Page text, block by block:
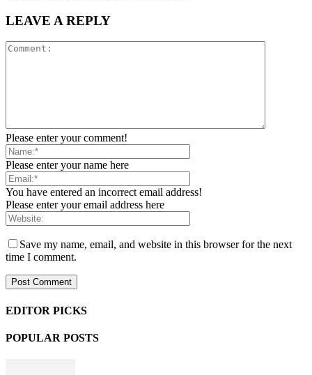
LEAVE A REPLY
Please enter your comment!
Please enter your name here
You have entered an incorrect email address!
Please enter your email address here
Save my name, email, and website in this browser for the next
time I comment.
EDITOR PICKS
POPULAR POSTS